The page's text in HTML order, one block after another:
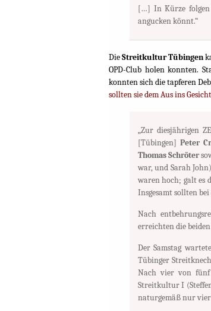
[…] In Kürze folgen
angucken könnt.“
DieStreitkultur Tübingen
OPD-Club holen konnten.
konnten sich die tapferen
sollten sie dem Aus ins
„Zur diesjährigen
[Tübingen] Peter
Thomas Schröter
war, und Sarah
waren hoch; galt es
Insgesamt sollten
Nach
erreichten die
Der Samstag
Tübinger
Nach vier von
Streitkultur I
naturgemäß nur vier